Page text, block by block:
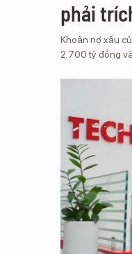
phải
Khoản nợ xấu
2.700 tỷ đồng